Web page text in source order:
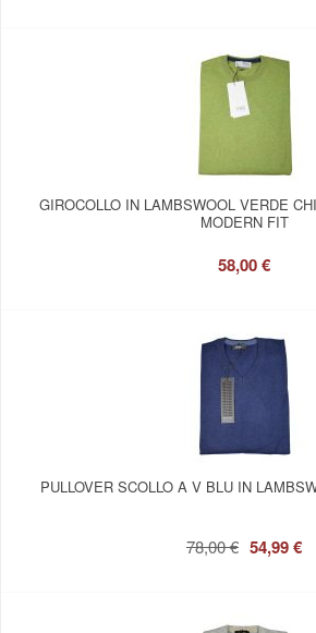
GIROCOLLO IN LAMBSWOOL VERDE
MODERN FIT
58,00 €
PULLOVER SCOLLO A V BLU IN
78,00 € 54,99 €